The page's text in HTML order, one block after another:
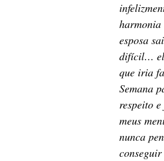
esposa
difícil…
que iria
Semana
respeito
meus
nunca